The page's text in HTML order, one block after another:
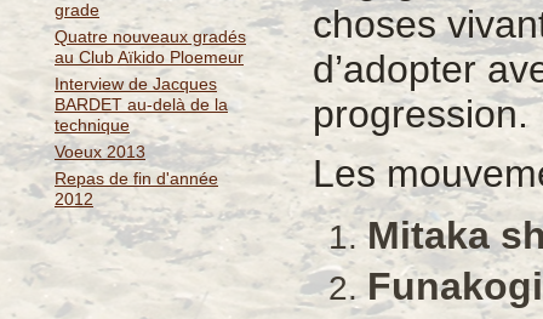
grade
Quatre nouveaux gradés
au Club Aïkido Ploemeur
Interview de Jacques
BARDET au-delà de la
technique
Voeux 2013
Repas de fin d'année
2012
choses
d’adopter
progression.
Les
Mitaka